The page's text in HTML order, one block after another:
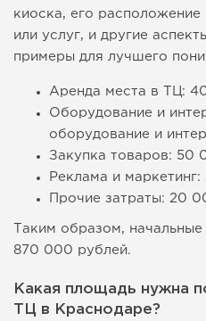
киоска, его
или услуг, и другие
примеры для лучшего
Аренда места в ТЦ:
Оборудование и
оборудование и
Закупка товаров: 50
Реклама и
Прочие затраты: 20
Таким образом,
870 000 рублей.
Какая площадь нужна
ТЦ в Краснодаре?